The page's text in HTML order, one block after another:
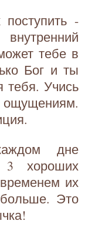
-
тебе в
Бог и ты
тебя. Учись
ощущениям.
дне
хороших
их
Это